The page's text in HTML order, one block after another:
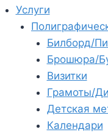
Услуги
Билборд/
Брошюра/
Визитки
Грамоты/
Детская
Календари